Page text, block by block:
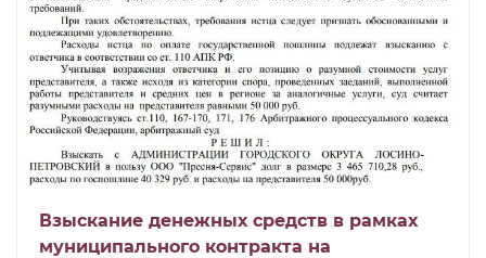
Взыскание денежных средств в рамках
муниципального контракта на